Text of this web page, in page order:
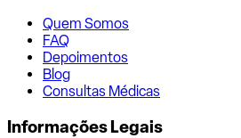
Quem Somos
FAQ
Depoimentos
Blog
Consultas Médicas
Informações Legais